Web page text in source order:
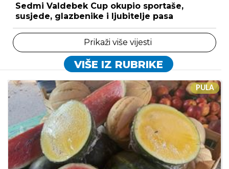
Sedmi Valdebek Cup okupio sportaše,
susjede, glazbenike i ljubitelje pasa
Prikaži više vijesti
VIŠE IZ RUBRIKE
PULA